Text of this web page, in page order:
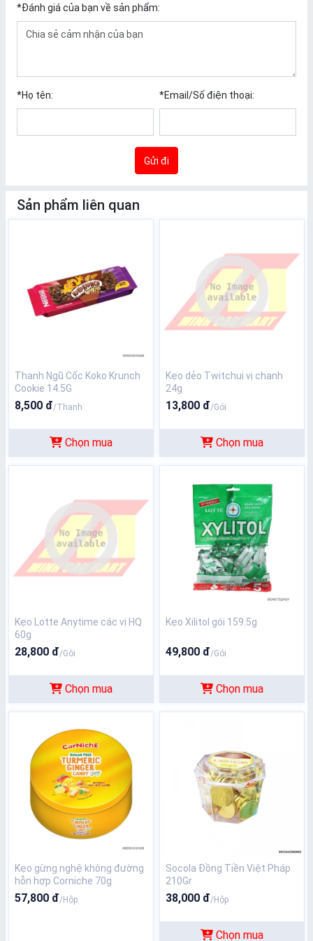
*Đánh giá của bạn về sản phẩm:
*Họ tên: *Email/Số điện thoại:
Gửi đi
Sản phẩm liên quan
Thanh Ngũ Cốc Koko Krunch
Cookie 14.5G
8,500 đ/Thanh
Chọn mua
Kẹo dẻo Twitchui vị chanh
24g
13,800 đ/Gói
Chọn mua
Kẹo Lotte Anytime các vị HQ
60g
28,800 đ/Gói
Chọn mua
Kẹo Xilitol gói 159.5g
49,800 đ/Gói
Chọn mua
Kẹo gừng nghệ không đường
hỗn hợp Corniche 70g
57,800 đ/Hộp
Socola Đồng Tiền Việt Pháp
210Gr
38,000 đ/Hộp
Chọn mua